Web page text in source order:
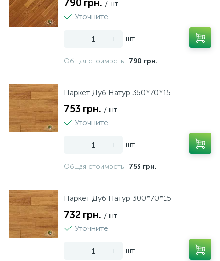
790 грн. / шт
Уточните
- + шт
Общая стоимость 790 грн.
Паркет Дуб Натур 350*70*15
753 грн. / шт
Уточните
- + шт
Общая стоимость 753 грн.
Паркет Дуб Натур 300*70*15
732 грн. / шт
Уточните
- + шт